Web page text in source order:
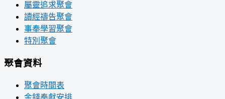
屬靈追求聚會
讀經禱告聚會
事奉學習聚會
特別聚會
聚會資料
聚會時間表
金錢奉獻安排